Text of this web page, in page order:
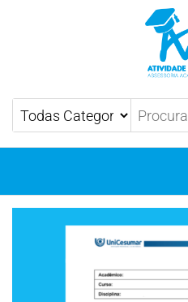
Atividade Mapa